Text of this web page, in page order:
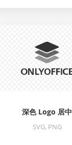
深色 Logo 居中
SVG, PNG